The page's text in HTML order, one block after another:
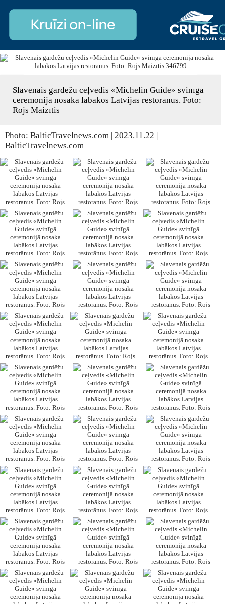
Slavenais gardēžu ceļvedis «Michelin Guide» svinīgā
ceremonijā nosaka labākos Latvijas restorānus. Foto:
Rojs Maizītis
Photo: BalticTravelnews.com | 2023.11.22 |
BalticTravelnews.com